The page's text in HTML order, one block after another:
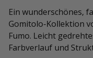
o
l
l
e
Ein wunderschönes,
Gomitolo-Kollektion
Fumo. Leicht
Farbverlauf und